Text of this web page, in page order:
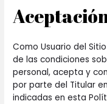
Como Usuario del
de las condiciones
personal, acepta y
por parte del Titular
indicadas en esta